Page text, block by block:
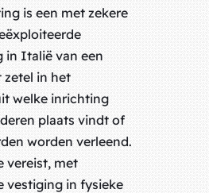
is een met zekere
in Italië van een
zetel in het
welke inrichting
plaats vindt of
worden verleend.
vereist, met
vestiging in fysieke